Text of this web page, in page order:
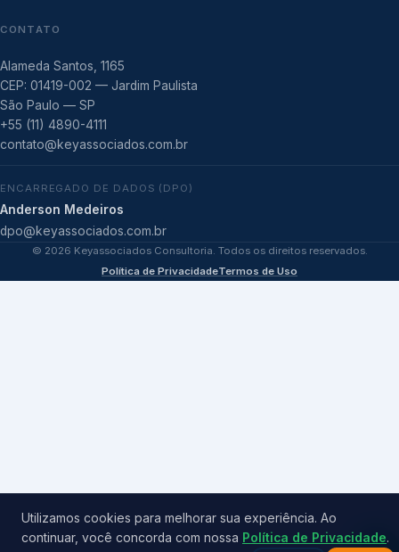
CONTATO
Alameda Santos, 1165
CEP: 01419-002 — Jardim Paulista
São Paulo — SP
+55 (11) 4890-4111
contato@keyassociados.com.br
ENCARREGADO DE DADOS (DPO)
Anderson Medeiros
dpo@keyassociados.com.br
© 2026 Keyassociados Consultoria. Todos os direitos reservados.
Política de PrivacidadeTermos de Uso
Utilizamos cookies para melhorar sua experiência. Ao
continuar, você concorda com nossa Política de Privacidade.